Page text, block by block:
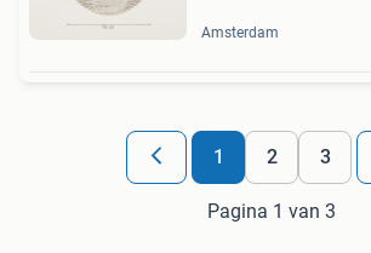
Amsterdam
1 2 3
Pagina 1 van 3